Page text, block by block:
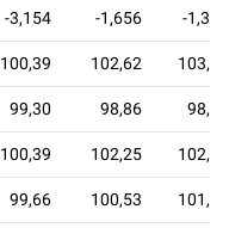
-3,154 -1,656 -1,315
100,39 102,62 103,20
99,30 98,86 98,86
100,39 102,25 102,82
99,66 100,53 101,42